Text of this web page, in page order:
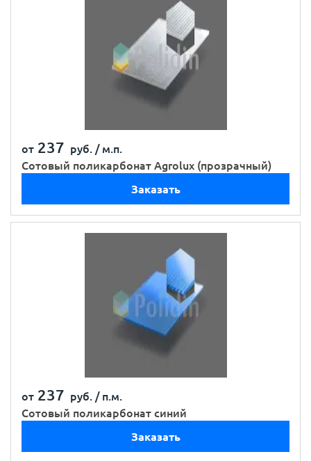
от 237 руб. / м.п.
Сотовый поликарбонат Agrolux (прозрачный)
Заказать
от 237 руб. / п.м.
Сотовый поликарбонат синий
Заказать